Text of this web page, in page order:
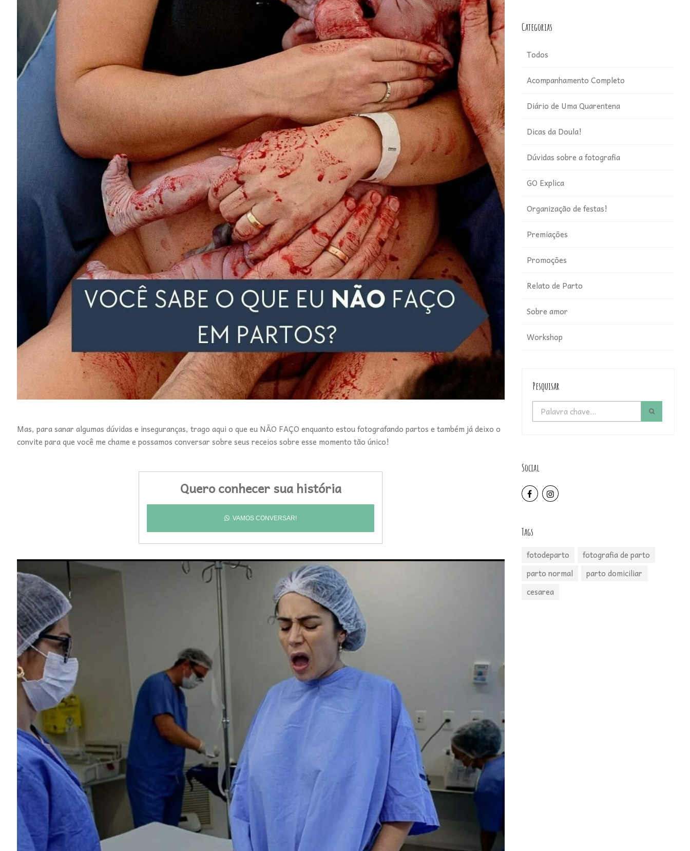
Mas, para sanar algumas dúvidas e inseguranças, trago aqui o que eu NÃO FAÇO enquanto estou fotografando partos e também já deixo o
convite para que você me chame e possamos conversar sobre seus receios sobre esse momento tão único!
Quero conhecer sua história
VAMOS CONVERSAR!
Categorias
Todos
Acompanhamento Completo
Diário de Uma Quarentena
Dicas da Doula!
Dúvidas sobre a fotografia
GO Explica
Organização de festas!
Premiações
Promoções
Relato de Parto
Sobre amor
Workshop
Pesquisar
Social
Tags
fotodeparto
fotografia de parto
parto normal
parto domiciliar
cesarea